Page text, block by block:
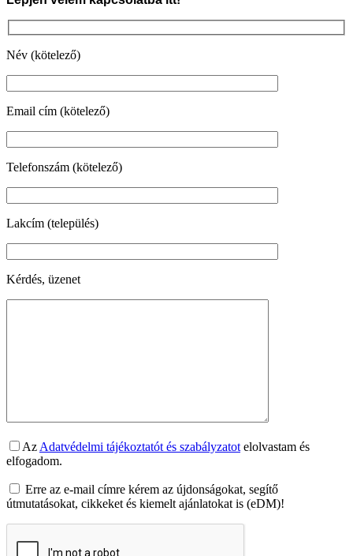
Név (kötelező)
Email cím (kötelező)
Telefonszám (kötelező)
Lakcím (település)
Kérdés, üzenet
Az Adatvédelmi tájékoztatót és szabályzatot elolvastam és
elfogadom.
Erre az e-mail címre kérem az újdonságokat, segítő
útmutatásokat, cikkeket és kiemelt ajánlatokat is (eDM)!